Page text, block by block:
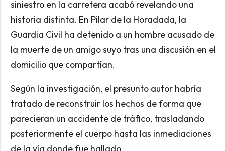
siniestro en la carretera acabó revelando una
historia distinta. En Pilar de la Horadada, la
Guardia Civil ha detenido a un hombre acusado de
la muerte de un amigo suyo tras una discusión en el
domicilio que compartían.
Según la investigación, el presunto autor habría
tratado de reconstruir los hechos de forma que
parecieran un accidente de tráfico, trasladando
posteriormente el cuerpo hasta las inmediaciones
de la vía donde fue hallado.